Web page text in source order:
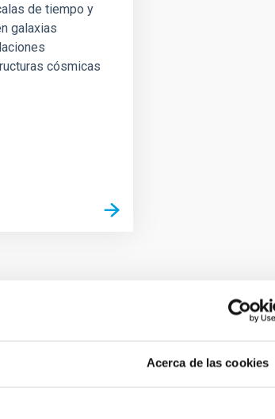
Acerca de las cookies
de tiempo y
galaxias
cósmicas
different orientations observed at pc- and